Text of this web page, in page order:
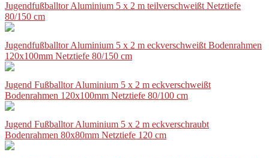
Jugendfußballtor Aluminium 5 x 2 m teilverschweißt Netztiefe
80/150 cm
Jugendfußballtor Aluminium 5 x 2 m eckverschweißt Bodenrahmen
120x100mm Netztiefe 80/150 cm
Jugend Fußballtor Aluminium 5 x 2 m eckverschweißt
Bodenrahmen 120x100mm Netztiefe 80/100 cm
Jugend Fußballtor Aluminium 5 x 2 m eckverschraubt
Bodenrahmen 80x80mm Netztiefe 120 cm